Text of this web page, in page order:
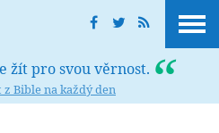
žít pro svou věrnost.
z Bible na každý den